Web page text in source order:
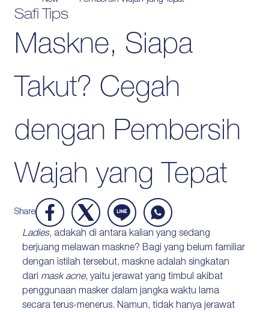
Protection
Wrinkles
Safi Tips
Maskne, Siapa
Takut? Cegah
dengan Pembersih
Wajah yang Tepat
Share
Ladies, adakah di antara kalian yang sedang
berjuang melawan maskne? Bagi yang belum familiar
dengan istilah tersebut, maskne adalah singkatan
dari mask acne, yaitu jerawat yang timbul akibat
penggunaan masker dalam jangka waktu lama
secara terus-menerus. Namun, tidak hanya jerawat